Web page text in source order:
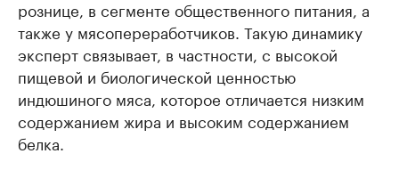
рознице, в сегменте общественного питания, а
также у мясопереработчиков. Такую динамику
эксперт связывает, в частности, с высокой
пищевой и биологической ценностью
индюшиного мяса, которое отличается низким
содержанием жира и высоким содержанием
белка.